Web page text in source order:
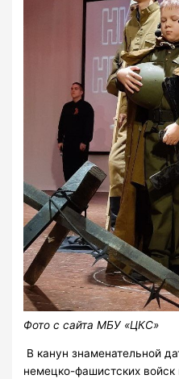
Фото с сайта МБУ «ЦКС»
В канун знаменательной
немецко-фашистских